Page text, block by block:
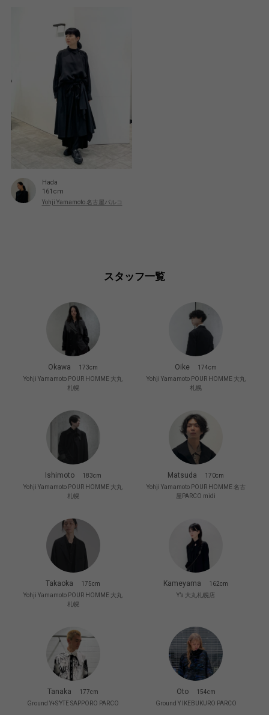
Hada
161cm
Yohji Yamamoto 名古屋パルコ
スタッフ一覧
Okawa
173cm
Yohji Yamamoto POUR HOMME 大丸
札幌
Oike
174cm
Yohji Yamamoto POUR HOMME 大丸
札幌
Ishimoto
183cm
Yohji Yamamoto POUR HOMME 大丸
札幌
Matsuda
170cm
Yohji Yamamoto POUR HOMME 名古
屋PARCO midi
Takaoka
175cm
Yohji Yamamoto POUR HOMME 大丸
札幌
Kameyama
162cm
Y’s 大丸札幌店
Tanaka
177cm
Ground Y+S’YTE SAPPORO PARCO
Oto
154cm
Ground Y IKEBUKURO PARCO